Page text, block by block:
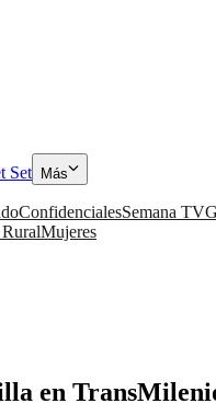
Set Más
ConfidencialesSemana TV
RuralMujeres
en